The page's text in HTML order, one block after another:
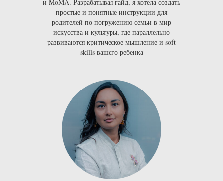
и MoMA. Разрабатывая гайд, я хотела создать
простые и понятные инструкции для
родителей по погружению семьи в мир
искусства и культуры, где параллельно
развиваются критическое мышление и soft
skills вашего ребенка